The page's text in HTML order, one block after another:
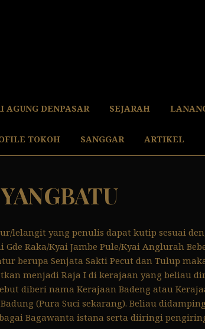
AGUNG DENPASAR SEJARAH
TOKOH SANGGAR ARTIKEL
lelangit yang penulis dapat kutip sesuai
Gde Raka/Kyai Jambe Pule/Kyai Anglurah
berupa Senjata Sakti Pecut dan Tulup
menjadi Raja I di kerajaan yang beliau
diberi nama Kerajaan Badeng atau
(Pura Suci sekarang). Beliau
Bagawanta istana serta diiringi